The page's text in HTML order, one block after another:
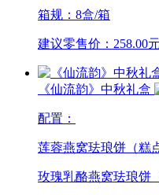
箱规：8盒/箱
建议零售价：258.00元
《仙流韵》中秋礼盒
配置：
莲蓉燕窝珐琅饼（糕
玫瑰乳酪燕窝珐琅饼